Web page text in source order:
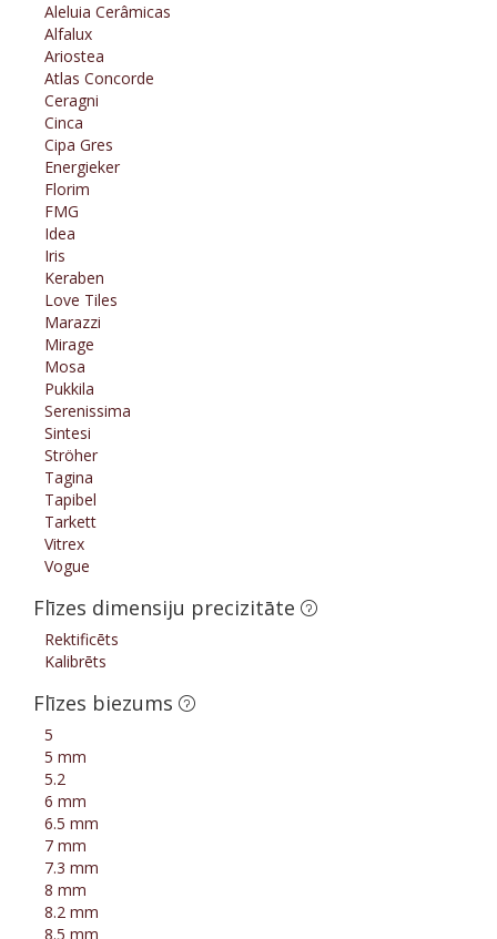
Aleluia Cerâmicas
Alfalux
Ariostea
Atlas Concorde
Ceragni
Cinca
Cipa Gres
Energieker
Florim
FMG
Idea
Iris
Keraben
Love Tiles
Marazzi
Mirage
Mosa
Pukkila
Serenissima
Sintesi
Ströher
Tagina
Tapibel
Tarkett
Vitrex
Vogue
Flīzes dimensiju precizitāte
Rektificēts
Kalibrēts
Flīzes biezums
5
5 mm
5.2
6 mm
6.5 mm
7 mm
7.3 mm
8 mm
8.2 mm
8.5 mm